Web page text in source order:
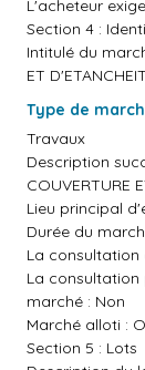
L'acheteur
Section 4 :
Intitulé du
ET
Type de
Travaux
Description
COUVERTURE
Lieu principal
Durée du
La
La
marché : Non
Marché alloti :
Section 5 : Lots